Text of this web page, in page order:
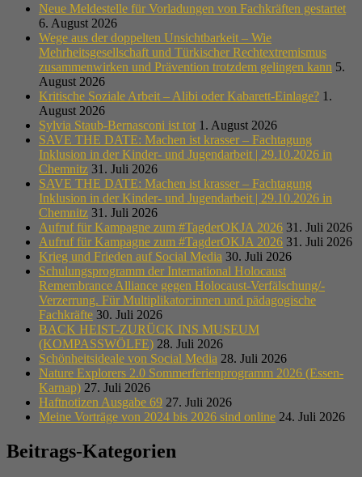
Neue Meldestelle für Vorladungen von Fachkräften gestartet
6. August 2026
Wege aus der doppelten Unsichtbarkeit – Wie
Mehrheitsgesellschaft und Türkischer Rechtextremismus
zusammenwirken und Prävention trotzdem gelingen kann 5.
August 2026
Kritische Soziale Arbeit – Alibi oder Kabarett-Einlage? 1.
August 2026
Sylvia Staub-Bernasconi ist tot 1. August 2026
SAVE THE DATE: Machen ist krasser – Fachtagung
Inklusion in der Kinder- und Jugendarbeit | 29.10.2026 in
Chemnitz 31. Juli 2026
SAVE THE DATE: Machen ist krasser – Fachtagung
Inklusion in der Kinder- und Jugendarbeit | 29.10.2026 in
Chemnitz 31. Juli 2026
Aufruf für Kampagne zum #TagderOKJA 2026 31. Juli 2026
Aufruf für Kampagne zum #TagderOKJA 2026 31. Juli 2026
Krieg und Frieden auf Social Media 30. Juli 2026
Schulungsprogramm der International Holocaust
Remembrance Alliance gegen Holocaust-Verfälschung/-
Verzerrung. Für Multiplikator:innen und pädagogische
Fachkräfte 30. Juli 2026
BACK HEIST-ZURÜCK INS MUSEUM
(KOMPASSWÖLFE) 28. Juli 2026
Schönheitsideale von Social Media 28. Juli 2026
Nature Explorers 2.0 Sommerferienprogramm 2026 (Essen-
Karnap) 27. Juli 2026
Haftnotizen Ausgabe 69 27. Juli 2026
Meine Vorträge von 2024 bis 2026 sind online 24. Juli 2026
Beitrags-Kategorien